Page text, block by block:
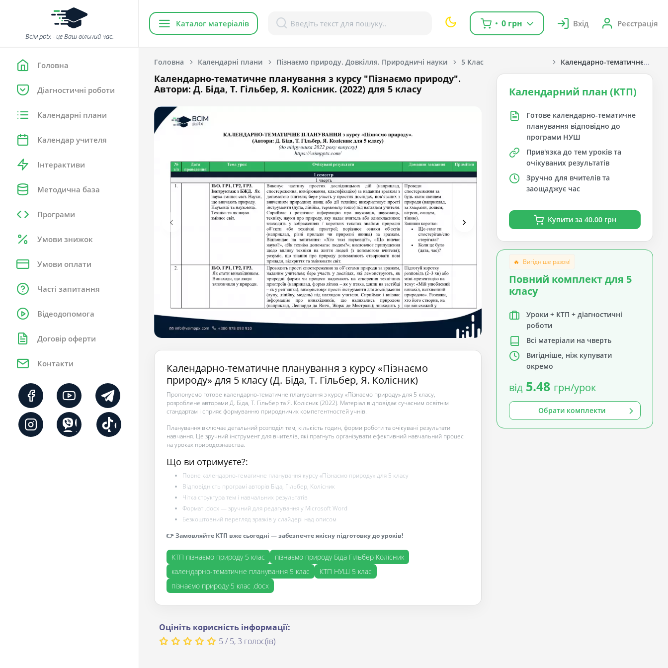
Всім pptx - це Ваш вільний час.
Головна
Діагностичні роботи
Календарні плани
Календар учителя
Інтерактиви
Методична база
Програми
Умови знижок
Умови оплати
Часті запитання
Відеодопомога
Договір оферти
Контакти
Каталог матеріалів 0 грн Вхід Реєстрація
Головна Календарні плани Пізнаємо природу. Довкілля. Природничі науки 5 Клас Календарно-тематичне
Календарно-тематичне планування з курсу "Пізнаємо природу".
Автори: Д. Біда, Т. Гільбер, Я. Колісник. (2022) для 5 класу
Календарно-тематичне планування з курсу «Пізнаємо
природу» для 5 класу (Д. Біда, Т. Гільбер, Я. Колісник)
Пропонуємо готове календарно-тематичне планування з курсу «Пізнаємо природу» для 5 класу,
розроблене авторами Д. Біда, Т. Гільбер та Я. Колісник (2022). Матеріал відповідає сучасним освітнім
стандартам і сприяє формуванню природничих компетентностей учнів.
Планування включає детальний розподіл тем, кількість годин, форми роботи та очікувані результати
навчання. Це зручний інструмент для вчителів, які прагнуть організувати ефективний навчальний процес
на уроках природознавства.
Що ви отримуєте?:
Повне календарно-тематичне планування курсу «Пізнаємо природу» для 5 класу
Відповідність програмі авторів Біда, Гільбер, Колісник
Чітка структура тем і навчальних результатів
Формат .docx — зручний для редагування у Microsoft Word
Безкоштовний перегляд зразків у слайдері над описом
👉 Замовляйте КТП вже сьогодні — забезпечте якісну підготовку до уроків!
КТП пізнаємо природу 5 клас
пізнаємо природу Біда Гільбер Колісник
календарно-тематичне планування 5 клас
КТП НУШ 5 клас
пізнаємо природу 5 клас .docx
Календарний план (КТП)
Готове календарно-тематичне
планування відповідно до
програми НУШ
Прив'язка до тем уроків та
очікуваних результатів
Зручно для вчителів та
заощаджує час
Купити за 40.00 грн
🔥 Вигідніше разом!
Повний комплект для 5
класу
Уроки + КТП + діагностичні
роботи
Всі матеріали на чверть
Вигідніше, ніж купувати
окремо
від 5.48 грн/урок
Обрати комплекти
Оцініть корисність інформації:
5 / 5, 3 голос(ів)